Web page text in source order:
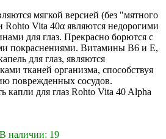
мягкой версией (без "мятного
Rohto Vita 40α являются недорогими
для глаз. Прекрасно борются с
покраснениями. Витамины B6 и E,
для глаз, являются
тканей организма, способствуя
поврежденных сосудов.
капли для глаз Rohto Vita 40 Alpha
В наличии: 19